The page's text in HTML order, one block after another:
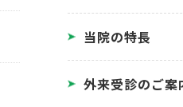
当院の特長
外来受診のご案